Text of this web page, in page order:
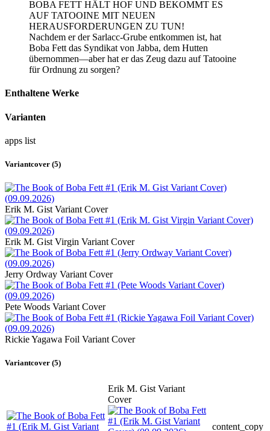
BOBA FETT HÄLT HOF UND BEKOMMT ES
AUF TATOOINE MIT NEUEN
HERAUSFORDERUNGEN ZU TUN!
Nachdem er der Sarlacc-Grube entkommen ist, hat
Boba Fett das Syndikat von Jabba, dem Hutten
übernommen—aber hat er das Zeug dazu auf Tatooine
für Ordnung zu sorgen?
Enthaltene Werke
Varianten
apps list
Variantcover (5)
Erik M. Gist Variant Cover
Erik M. Gist Virgin Variant Cover
Jerry Ordway Variant Cover
Pete Woods Variant Cover
Rickie Yagawa Foil Variant Cover
Variantcover (5)
Erik M. Gist Variant
Cover
content_copy